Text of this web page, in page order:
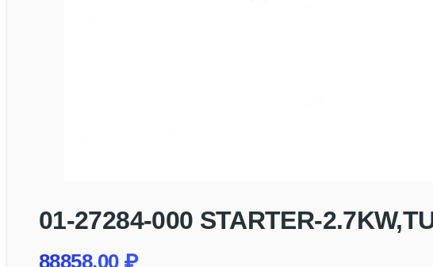
01-27284-000 STARTER-
88858,00 ₽